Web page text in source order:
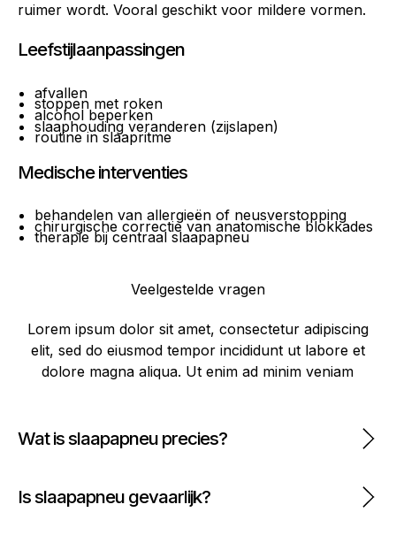
ruimer wordt. Vooral geschikt voor mildere vormen.
Leefstijlaanpassingen
afvallen
stoppen met roken
alcohol beperken
slaaphouding veranderen (zijslapen)
routine in slaapritme
Medische interventies
behandelen van allergieën of neusverstopping
chirurgische correctie van anatomische blokkades
therapie bij centraal slaapapneu
Veelgestelde vragen
Lorem ipsum dolor sit amet, consectetur adipiscing
elit, sed do eiusmod tempor incididunt ut labore et
dolore magna aliqua. Ut enim ad minim veniam
Wat is slaapapneu precies?
Is slaapapneu gevaarlijk?